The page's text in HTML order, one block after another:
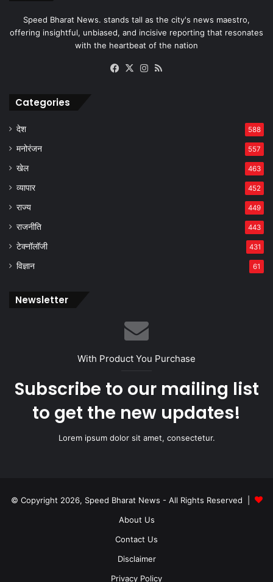
Speed Bharat News. stands tall as the city's news maestro,
offering insightful, unbiased, and incisive reporting that resonates
with the heartbeat of the nation
Facebook
X Instagram
Categories
देश 588
मनोरंजन 557
खेल 463
व्यापार 452
राज्य 449
राजनीति 443
टेक्नॉलॉजी 431
विज्ञान 61
Newsletter
With Product You Purchase
Subscribe to our mailing list
to get the new updates!
Lorem ipsum dolor sit amet, consectetur.
© Copyright 2026, Speed Bharat News - All Rights Reserved |
About Us
Contact Us
Disclaimer
Privacy Policy